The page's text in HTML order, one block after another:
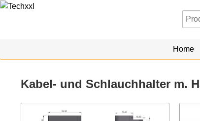
Home
Kabel- und Schlauchhalter m.